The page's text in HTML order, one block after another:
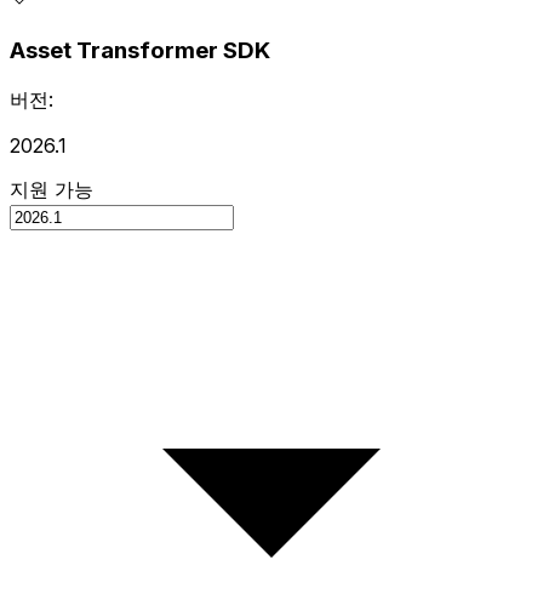
Asset Transformer SDK
버전:
2026.1
지원 가능